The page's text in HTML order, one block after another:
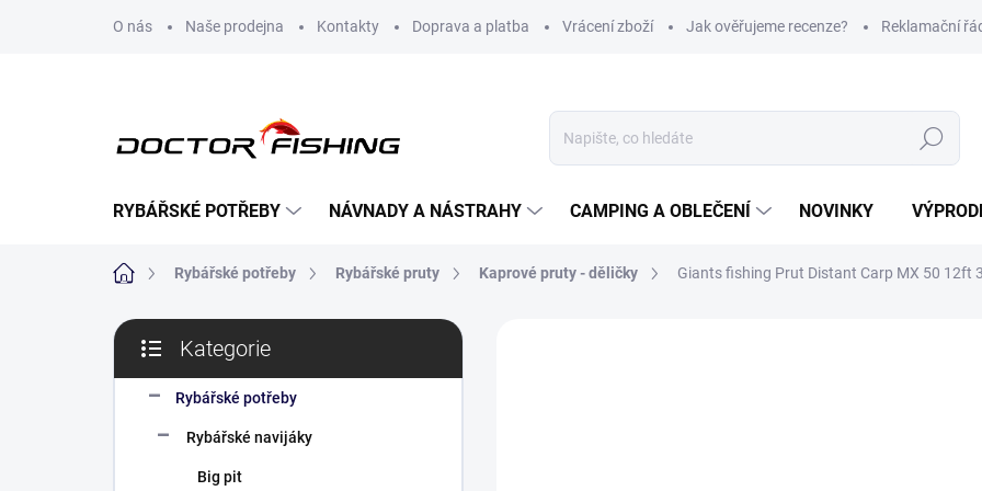
O nás Naše prodejna Kontakty Doprava a platba Vrácení zboží Jak ověřujeme recenze? Reklamační
Hledat
RYBÁŘSKÉ POTŘEBY NÁVNADY A NÁSTRAHY CAMPING A OBLEČENÍ NOVINKY
Domů Rybářské potřeby Rybářské pruty Kaprové pruty - děličky Giants fishing Prut Distant Carp MX 50 12ft
P
s
kategorie
Kategorie
Rybářské potřeby
Rybářské navijáky
Big pit